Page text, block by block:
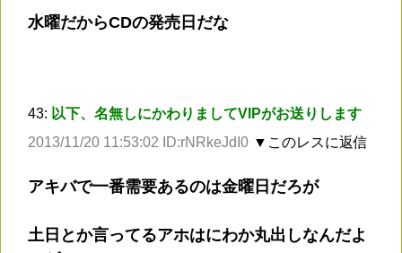
水曜だからCDの発売日だな
43: 以下、名無しにかわりましてVIPがお送りします
2013/11/20 11:53:02 ID:rNRkeJdI0 ▼このレスに返信
アキバで一番需要あるのは金曜日だろが
土日とか言ってるアホはにわか丸出しなんだよ